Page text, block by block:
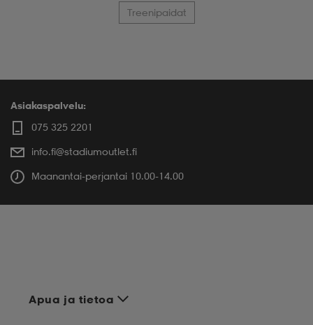
Treenipaidat
Asiakaspalvelu:
075 325 2201
info.fi@stadiumoutlet.fi
Maanantai-perjantai 10.00-14.00
Apua ja tietoa